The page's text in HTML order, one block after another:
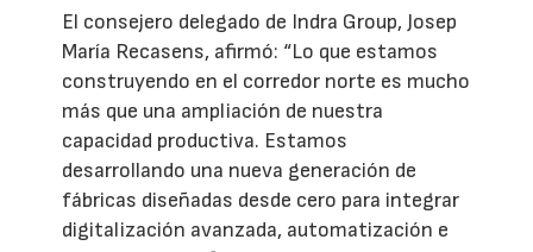
El consejero delegado de Indra Group, Josep
María Recasens, afirmó: “Lo que estamos
construyendo en el corredor norte es mucho
más que una ampliación de nuestra
capacidad productiva. Estamos
desarrollando una nueva generación de
fábricas diseñadas desde cero para integrar
digitalización avanzada, automatización e